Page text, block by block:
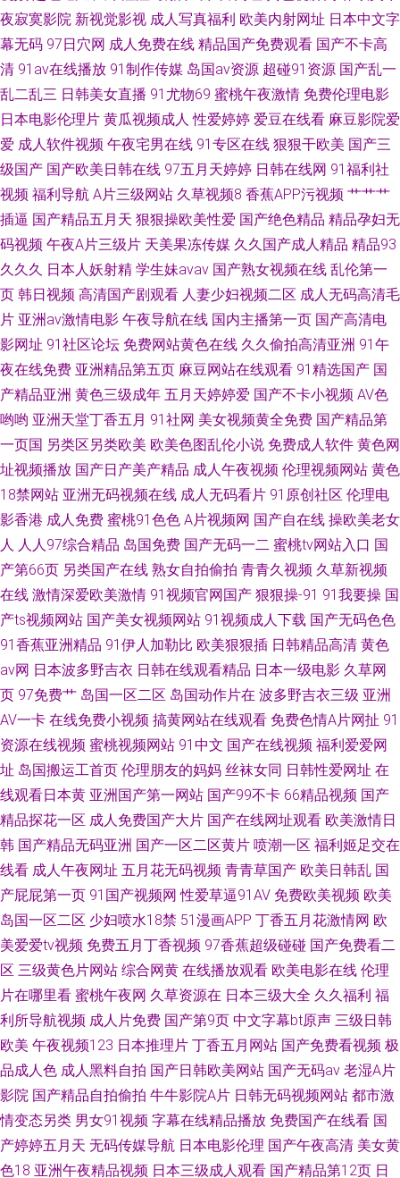
夜寂寞影院 新视觉影视 成人写真福利 欧美内射网址 日本中文字
幕无码 97日穴网 成人免费在线 精品国产免费观看 国产不卡高
清 91av在线播放 91制作传媒 岛国av资源 超碰91资源 国产乱一
乱二乱三 日韩美女直播 91尤物69 蜜桃午夜激情 免费伦理电影
日本电影伦理片 黄瓜视频成人 性爱婷婷 爱豆在线看 麻豆影院爱
爱 成人软件视频 午夜宅男在线 91专区在线 狠狠干欧美 国产三
级国产 国产欧美日韩在线 97五月天婷婷 日韩在线网 91福利社
视频 福利导航 A片三级网站 久草视频8 香蕉APP污视频 艹艹艹
插逼 国产精品五月天 狠狠操欧美性爱 国产绝色精品 精品孕妇无
码视频 午夜A片三级片 天美果冻传媒 久久国产成人精品 精品93
久久久 日本人妖射精 学生妹avav 国产熟女视频在线 乱伦第一
页 韩日视频 高清国产剧观看 人妻少妇视频二区 成人无码高清毛
片 亚洲av激情电影 午夜导航在线 国内主播第一页 国产高清电
影网址 91社区论坛 免费网站黄色在线 久久偷拍高清亚洲 91午
夜在线免费 亚洲精品第五页 麻豆网站在线观看 91精选国产 国
产精品亚洲 黄色三级成年 五月天婷婷爱 国产不卡小视频 AV色
哟哟 亚洲天堂丁香五月 91社网 美女视频黄全免费 国产精品第
一页国 另类区另类欧美 欧美色图乱伦小说 免费成人软件 黄色网
址视频播放 国产日产美产精品 成人午夜视频 伦理视频网站 黄色
18禁网站 亚洲无码视频在线 成人无码看片 91原创社区 伦理电
影香港 成人免费 蜜桃91色色 A片视频网 国产自在线 操欧美老女
人 人人97综合精品 岛国免费 国产无码一二 蜜桃tv网站入口 国
产第66页 另类国产在线 熟女自拍偷拍 青青久视频 久草新视频
在线 激情深爱欧美激情 91视频官网国产 狠狠操-91 91我要操 国
产ts视频网站 国产美女视频网站 91视频成人下载 国产无码色色
91香蕉亚洲精品 91伊人加勒比 欧美狠狠插 日韩精品高清 黄色
av网 日本波多野吉衣 日韩在线观看精品 日本一级电影 久草网
页 97免费艹 岛国一区二区 岛国动作片在 波多野吉衣三级 亚洲
AV一卡 在线免费小视频 搞黄网站在线观看 免费色情A片网扯 91
资源在线视频 蜜桃视频网站 91中文 国产在线视频 福利爱爱网
址 岛国搬运工首页 伦理朋友的妈妈 丝袜女同 日韩性爱网址 在
线观看日本黄 亚洲国产第一网站 国产99不卡 66精品视频 国产
精品探花一区 成人免费国产大片 国产在线网址观看 欧美激情日
韩 国产精品无码亚洲 国产一区二区黄片 喷潮一区 福利姬足交在
线看 成人午夜网址 五月花无码视频 青青草国产 欧美日韩乱 国
产屁屁第一页 91国产视频网 性爱草逼91AV 免费欧美视频 欧美
岛国一区二区 少妇喷水18禁 51漫画APP 丁香五月花激情网 欧
美爱爱tv视频 免费五月丁香视频 97香蕉超级碰碰 国产免费看二
区 三级黄色片网站 综合网黄 在线播放观看 欧美电影在线 伦理
片在哪里看 蜜桃午夜网 久草资源在 日本三级大全 久久福利 福
利所导航视频 成人片免费 国产第9页 中文字幕bt原声 三级日韩
欧美 午夜视频123 日本推理片 丁香五月网站 国产免费看视频 极
品成人色 成人黑料自拍 国产日韩欧美网站 国产无码av 老湿A片
影院 国产精品自拍偷拍 牛牛影院A片 日韩无码视频网站 都市激
情变态另类 男女91视频 字幕在线精品播放 免费国产在线看 国
产婷婷五月天 无码传媒导航 日本电影伦理 国产午夜高清 美女黄
色18 亚洲午夜精品视频 日本三级成人观看 国产精品第12页 日